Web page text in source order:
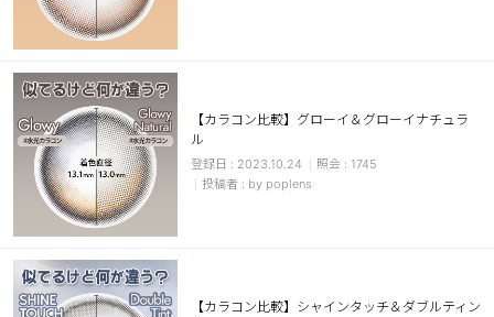
【カラコン比較】グローイ＆グローイナチュラ
ル
2023.10.24
1745
by poplens
【カラコン比較】シャインタッチ＆ダブルティン